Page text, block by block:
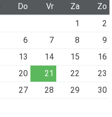
Do Vr Za
Zo
1
2
6 7 8
9
13 14 15
16
20 21 22
23
27 28 29
30